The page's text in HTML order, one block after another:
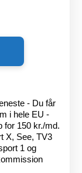
- Du får
i hele EU -
for 150 kr./md.
X, See, TV3
1 og